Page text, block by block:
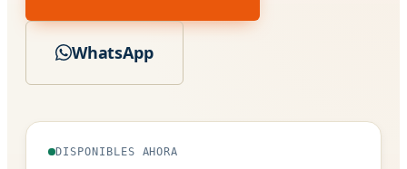
WhatsApp
DISPONIBLES AHORA